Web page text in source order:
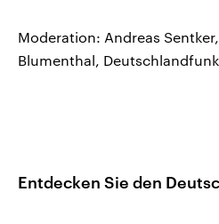
Moderation: Andreas
Blumenthal, Deutschlandfunk
Entdecken Sie den